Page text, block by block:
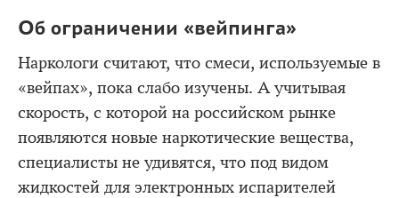
Об ограничении «вейпинга»
Наркологи считают, что смеси, используемые в
«вейпах», пока слабо изучены. А учитывая
скорость, с которой на российском рынке
появляются новые наркотические вещества,
специалисты не удивятся, что под видом
жидкостей для электронных испарителей